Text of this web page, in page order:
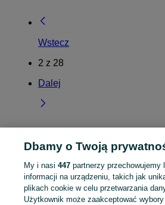
Wstecz
2 z 28
Dalej
Strona główna Pomorskie Grabno
KATEGORIA
Dbamy o Twoją
My i nasi 447partnerzy przechowujemy
informacji na urządzeniu, takich jak
plikach cookie w celu przetwarzania
Użytkownik może zaakceptować